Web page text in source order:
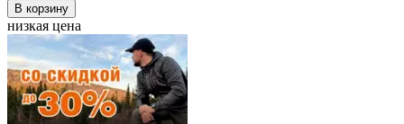
В корзину
низкая цена